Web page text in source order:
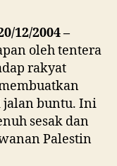
Muat,
Israel
Bebaskan
200
Tawanan
Palestin
12/2004 –
oleh tentera
rakyat
jalan buntu. Ini
sesak dan
Palestin